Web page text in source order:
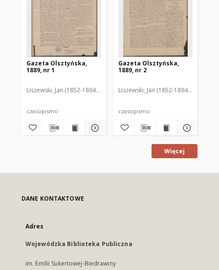
Gazeta Olsztyńska,
1889, nr 1
Liszewski, Jan (1852-1894). Red.
czasopismo
Gazeta Olsztyńska,
1889, nr 2
Liszewski, Jan (1852-1894). Red.
czasopismo
Więcej
DANE KONTAKTOWE
Adres
Wojewódzka Biblioteka Publiczna
im. Emilii Sukertowej-Biedrawiny